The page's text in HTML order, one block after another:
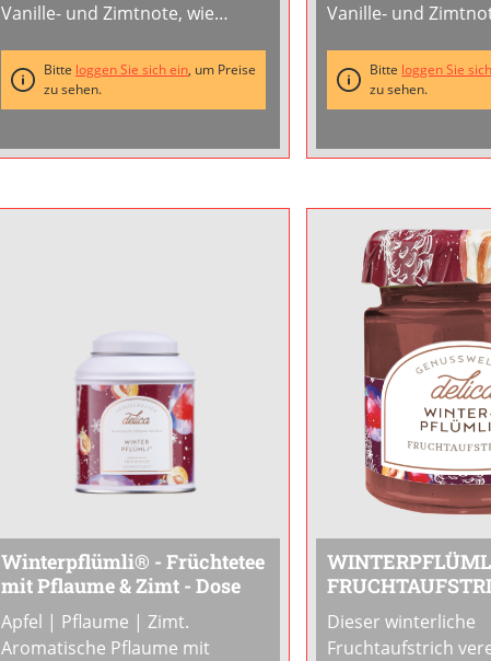
Vanille- und Zimtnote, wie
und Winterabende. Mit
Sahnehäubchen heiß gemacht
Bitte loggen Sie sich ein, um Preise
zu sehen.
Vanille- und
und Winterabende.
Sahnehäubchen
Bitte loggen Sie
zu sehen.
Winterpflümli® - Früchtetee
mit Pflaume & Zimt - Dose
Apfel | Pflaume | Zimt.
Aromatische Pflaume mit
Dieser winterliche
Fruchtaufstrich